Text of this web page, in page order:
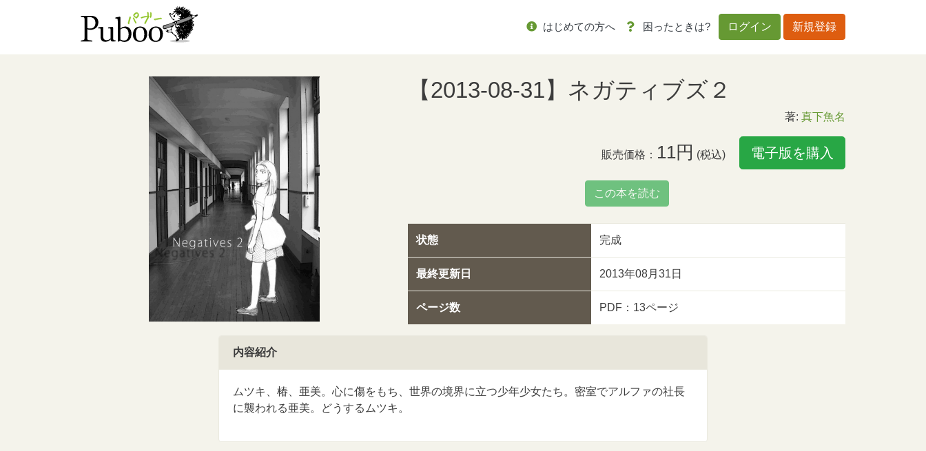
はじめての方へ 困ったときは? ログイン 新規登録
【2013-08-31】ネガティブズ２
著: 真下魚名
販売価格： 11円 (税込) 電子版を購入
この本を読む
状態 完成
最終更新日 2013年08月31日
ページ数 PDF：13ページ
内容紹介
ムツキ、椿、亜美。心に傷をもち、世界の境界に立つ少年少女たち。密室でアルファの社長
に襲われる亜美。どうするムツキ。